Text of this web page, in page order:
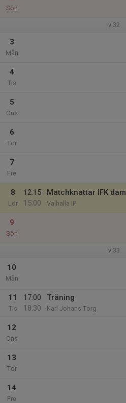
Sön
v.32
3
Mån
4
Tis
5
Ons
6
Tor
7
Fre
8
Lör
12:15
15:00
Matchknattar IFK dam
Valhalla IP
9
Sön
v.33
10
Mån
11
Tis
17:00
18:30
Träning
Karl Johans Torg
12
Ons
13
Tor
14
Fre